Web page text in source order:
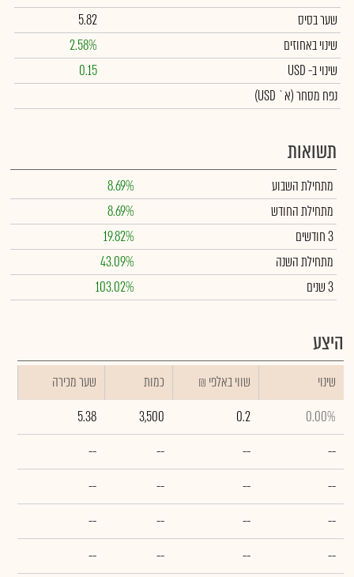
שער בסיס
5.82
שינוי באחוזים
2.58%
שינויב- USD
0.15
נפח מסחר(א` USD)
תשואות
מתחילת השבוע
8.69%
מתחילת החודש
8.69%
3 חודשים
19.82%
מתחילת השנה
43.09%
3 שנים
103.02%
היצע
שינוי ₪ שווי באלפי כמות
שער מכירה
0.00%
0.2
3,500
5.38
--
--
--
--
--
--
--
--
--
--
--
--
--
--
--
--